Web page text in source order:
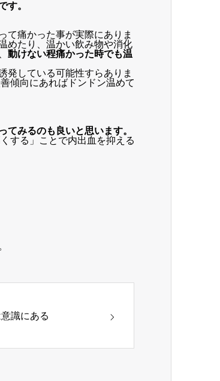
す。
て痛かった事が実際にありま
めたり、温かい飲み物や消化
動けない程痛かった時でも温
発している可能性すらありま
傾向にあればドンドン温めて
みるのも良いと思います。
する」ことで内出血を抑える
識にある